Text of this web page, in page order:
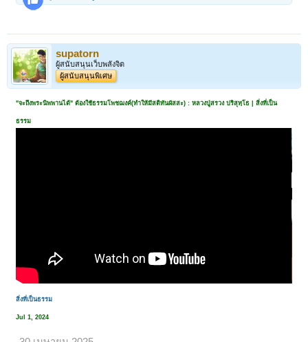
supatorn
ผู้สนับสนุนเว็บพลังจิต
ผู้สนับสนุนพิเศษ
"จะถึงพระนิพพานได้" ต้องใช้ธรรมโพชฌงค์(ทำให้มีสติทันผัสสะ) : หลวงปู่สรวง ปริสุทฺโธ | สิ่งที่เป็น
ธรรม
สิ่งที่เป็นธรรม
Jul 1, 2024